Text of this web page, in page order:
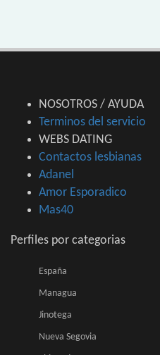
NOSOTROS / AYUDA
Terminos del servicio
WEBS DATING
Contactos lesbianas
Adanel
Amor Esporadico
Mas40
Perfiles por categorias
España
Managua
Jinotega
Nueva Segovia